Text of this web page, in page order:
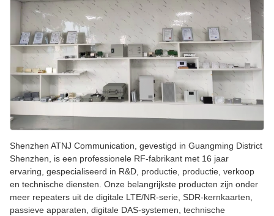
Shenzhen ATNJ Communication, gevestigd in Guangming District
Shenzhen, is een professionele RF-fabrikant met 16 jaar
ervaring, gespecialiseerd in R&D, productie, productie, verkoop
en technische diensten. Onze belangrijkste producten zijn onder
meer repeaters uit de digitale LTE/NR-serie, SDR-kernkaarten,
passieve apparaten, digitale DAS-systemen, technische